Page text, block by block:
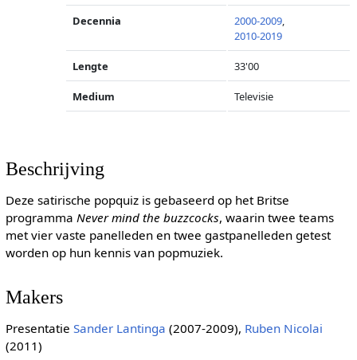
Decennia 2000-2009,
2010-2019
Lengte 33'00
Medium Televisie
Beschrijving
Deze satirische popquiz is gebaseerd op het Britse
programma Never mind the buzzcocks, waarin twee teams
met vier vaste panelleden en twee gastpanelleden getest
worden op hun kennis van popmuziek.
Makers
Presentatie Sander Lantinga (2007-2009), Ruben Nicolai
(2011)